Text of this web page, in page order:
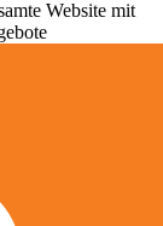
Website mit